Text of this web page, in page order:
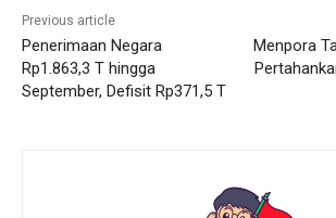
Previous article
Penerimaan Negara
Rp1.863,3 T hingga
September, Defisit Rp371,5 T
Menpora